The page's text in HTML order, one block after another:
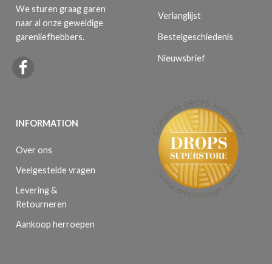
We sturen graag garen
naar al onze geweldige
garenliefhebbers.
INFORMATION
Over ons
Veelgestelde vragen
Levering &
Retourneren
Aankoop herroepen
Verlanglijst
Bestelgeschiedenis
Nieuwsbrief